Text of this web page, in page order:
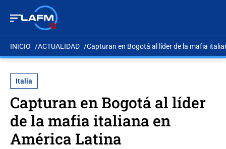
INICIO ACTUALIDAD Capturan en Bogotá al líder de la mafia
Italia
Capturan en Bogotá al líder
de la mafia italiana en
América Latina